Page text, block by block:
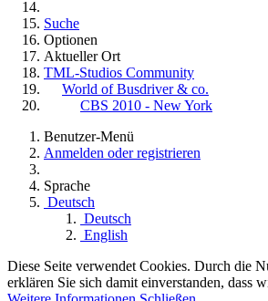
Suche
Optionen
Aktueller Ort
TML-Studios Community
World of Busdriver & co.
CBS 2010 - New York
Benutzer-Menü
Anmelden oder registrieren
Sprache
Deutsch
Deutsch
English
Diese Seite verwendet Cookies. Durch die
erklären Sie sich damit einverstanden, dass